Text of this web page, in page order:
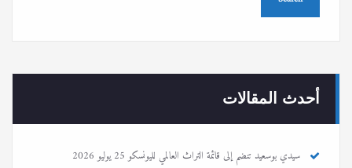
أحدث المقالات
سيدي بوسعيد تنضم إلى قائمة التراث العالمي لليونسكو25 يوليو 2026